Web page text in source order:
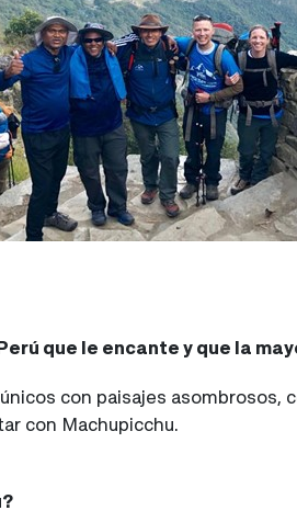
que le encante y que la
con paisajes asombrosos,
con Machupicchu.